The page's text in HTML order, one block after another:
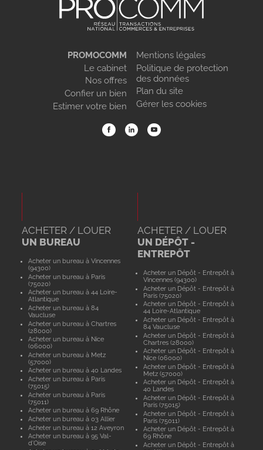
PROMOCOMM
Le cabinet
Nos offres
Confier un bien
Estimer votre bien
Mentions légales
Politique de protection
des données
Plan du site
Gérer les cookies
ACHETER / LOUER
UN BUREAU
Acheter un bureau à Vincennes
(94300)
Acheter un bureau à Paris
(75020)
Acheter un bureau à 44 Loire-
Atlantique
Acheter un bureau à 84
Vaucluse
Acheter un bureau à Chartres
(28000)
Acheter un bureau à Nice
(06000)
Acheter un bureau à Metz
(57000)
Acheter un bureau à 40 Landes
Acheter un bureau à Paris
(75015)
Acheter un bureau à Paris
(75011)
Acheter un bureau à 69 Rhône
Acheter un bureau à 03 Allier
Acheter un bureau à 12 Aveyron
Acheter un bureau à 95 Val-
d'Oise
ACHETER / LOUER
UN DÉPÔT -
ENTREPÔT
Acheter un Dépôt - Entrepôt à
Vincennes (94300)
Acheter un Dépôt - Entrepôt à
Paris (75020)
Acheter un Dépôt - Entrepôt à
44 Loire-Atlantique
Acheter un Dépôt - Entrepôt à
84 Vaucluse
Acheter un Dépôt - Entrepôt à
Chartres (28000)
Acheter un Dépôt - Entrepôt à
Nice (06000)
Acheter un Dépôt - Entrepôt à
Metz (57000)
Acheter un Dépôt - Entrepôt à
40 Landes
Acheter un Dépôt - Entrepôt à
Paris (75015)
Acheter un Dépôt - Entrepôt à
Paris (75011)
Acheter un Dépôt - Entrepôt à
69 Rhône
Acheter un Dépôt - Entrepôt à